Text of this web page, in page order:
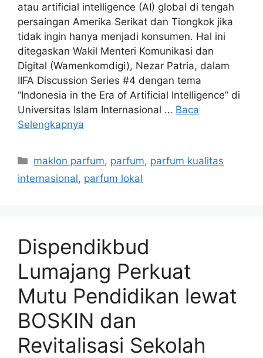
atau artificial intelligence (AI) global di tengah
persaingan Amerika Serikat dan Tiongkok jika
tidak ingin hanya menjadi konsumen. Hal ini
ditegaskan Wakil Menteri Komunikasi dan
Digital (Wamenkomdigi), Nezar Patria, dalam
IIFA Discussion Series #4 dengan tema
“Indonesia in the Era of Artificial Intelligence” di
Universitas Islam Internasional … Baca
Selengkapnya
Kategori
maklon parfum, parfum, parfum kualitas
internasional, parfum lokal
Dispendikbud
Lumajang Perkuat
Mutu Pendidikan lewat
BOSKIN dan
Revitalisasi Sekolah